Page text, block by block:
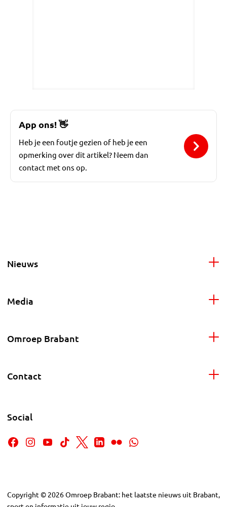
App ons!👋
Heb je een foutje gezien of heb je een
opmerking over dit artikel? Neem dan
contact met ons op.
Nieuws
Media
Omroep Brabant
Contact
Social
Copyright © 2026Omroep Brabant: het laatste nieuws uit Brabant,